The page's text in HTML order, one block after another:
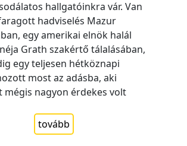
hallgatóinkra vár. Van
hadviselés Mazur
egy amerikai elnök halál
Grath szakértő tálalásában,
egy teljesen hétköznapi
most az adásba, aki
mégis nagyon érdekes volt
tovább